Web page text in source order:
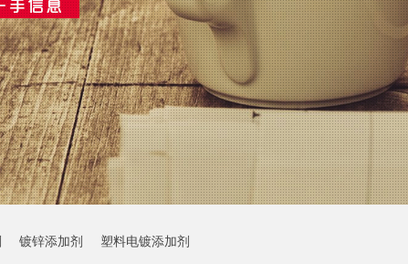
镀锌添加剂 塑料电镀添加剂